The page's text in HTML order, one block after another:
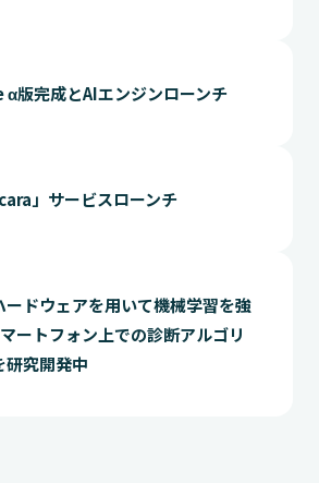
α版完成とAIエンジンローンチ
」サービスローンチ
ードウェアを用いて機械学習を強
ートフォン上での診断アルゴリ
研究開発中